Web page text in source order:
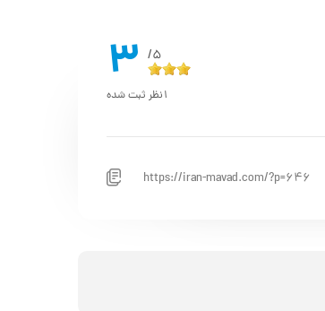
5/
3 1نظر ثبت شده
https://iran-mavad.com/?p=646